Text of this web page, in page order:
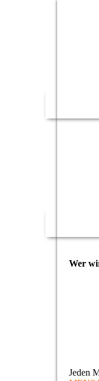
Wer
Jeden